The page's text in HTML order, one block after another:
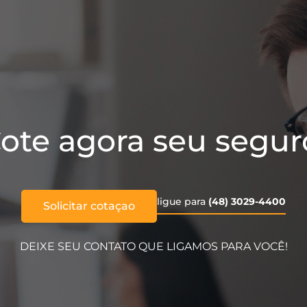
agora seu
Solicitar cotaçao ligue para (48) 3029-4400
DEIXE SEU CONTATO QUE LIGAMOS PARA VOCÊ!